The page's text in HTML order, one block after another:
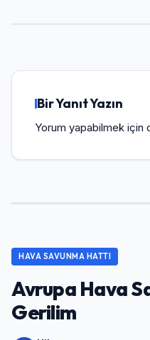
Bir Yanıt Yazın
Yorum yapabilmek için
HAVA SAVUNMA HATTI
Avrupa Hava
Gerilim